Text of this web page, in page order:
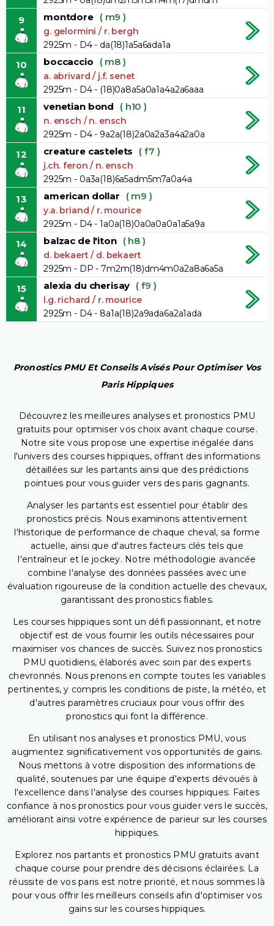
9 montdore ( m9 )
g. gelormini / r. bergh
2925m - D4 - da(18)1a5a6ada1a
10 boccaccio ( m8 )
a. abrivard / j.f. senet
2925m - D4 - (18)0a8a5a0a1a4a2a6aaa
11 venetian bond ( h10 )
n. ensch / n. ensch
2925m - D4 - 9a2a(18)2a0a2a3a4a2a0a
12 creature castelets ( f7 )
j.ch. feron / n. ensch
2925m - 0a3a(18)6a5adm5m7a0a4a
13 american dollar ( m9 )
y.a. briand / r. mourice
2925m - D4 - 1a0a(18)0a0a0a0a1a5a9a
14 balzac de l'iton ( h8 )
d. bekaert / d. bekaert
2925m - DP - 7m2m(18)dm4m0a2a8a6a5a
15 alexia du cherisay ( f9 )
l.g. richard / r. mourice
2925m - D4 - 8a1a(18)2a9ada6a2a1ada
Pronostics PMU Et Conseils Avisés Pour Optimiser Vos
Paris Hippiques
Découvrez les meilleures analyses et pronostics PMU
gratuits pour optimiser vos choix avant chaque course.
Notre site vous propose une expertise inégalée dans
l'univers des courses hippiques, offrant des informations
détaillées sur les partants ainsi que des prédictions
pointues pour vous guider vers des paris gagnants.
Analyser les partants est essentiel pour établir des
pronostics précis. Nous examinons attentivement
l'historique de performance de chaque cheval, sa forme
actuelle, ainsi que d'autres facteurs clés tels que
l'entraîneur et le jockey. Notre méthodologie avancée
combine l'analyse des données passées avec une
évaluation rigoureuse de la condition actuelle des chevaux,
garantissant des pronostics fiables.
Les courses hippiques sont un défi passionnant, et notre
objectif est de vous fournir les outils nécessaires pour
maximiser vos chances de succès. Suivez nos pronostics
PMU quotidiens, élaborés avec soin par des experts
chevronnés. Nous prenons en compte toutes les variables
pertinentes, y compris les conditions de piste, la météo, et
d'autres paramètres cruciaux pour vous offrir des
pronostics qui font la différence.
En utilisant nos analyses et pronostics PMU, vous
augmentez significativement vos opportunités de gains.
Nous mettons à votre disposition des informations de
qualité, soutenues par une équipe d'experts dévoués à
l'excellence dans l'analyse des courses hippiques. Faites
confiance à nos pronostics pour vous guider vers le succès,
améliorant ainsi votre expérience de parieur sur les courses
hippiques.
Explorez nos partants et pronostics PMU gratuits avant
chaque course pour prendre des décisions éclairées. La
réussite de vos paris est notre priorité, et nous sommes là
pour vous offrir les meilleurs conseils afin d'optimiser vos
gains sur les courses hippiques.